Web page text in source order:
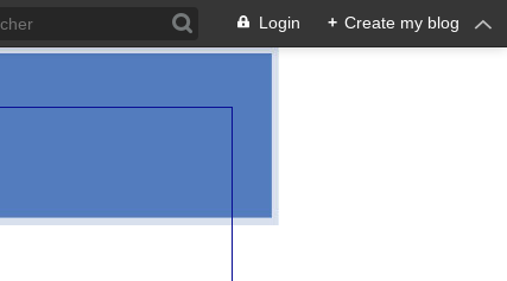
Login + Create my blog